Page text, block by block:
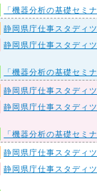
「機器分析の基礎セミ
静岡県庁仕事スタディ
静岡県庁仕事スタディ
「機器分析の基礎セミ
静岡県庁仕事スタディ
静岡県庁仕事スタディ
「機器分析の基礎セミ
静岡県庁仕事スタディ
静岡県庁仕事スタディ